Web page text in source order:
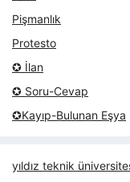
Pişmanlık
Protesto
✪ İlan
✪ Soru-Cevap
✪Kayıp-Bulunan Eşya
yıldız teknik